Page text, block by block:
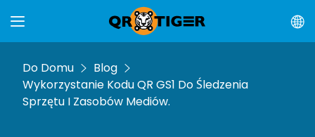
Do Domu
Blog
Wykorzystanie Kodu QR GS1 Do Śledzenia
Sprzętu I Zasobów Mediów.